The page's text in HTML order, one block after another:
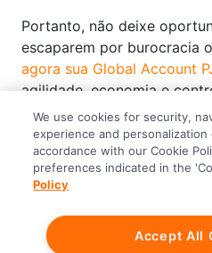
Portanto, não deixe
escaparem por burocracia
agora sua Global Account
agilidade, economia e
lugar.Comece hoje e leve
mundo!
We use cookies for security,
experience and
accordance with our Cookie
preferences indicated in the
Policy
Accept All